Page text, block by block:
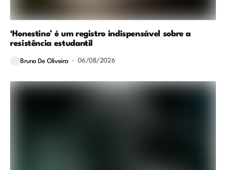
‘Honestino’ é um registro indispensável sobre a
resistência estudantil
Bruno De Oliveira 06/08/2026